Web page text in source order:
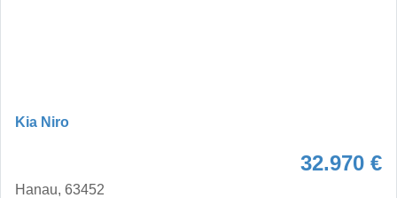
Kia Niro
32.970 €
Hanau, 63452